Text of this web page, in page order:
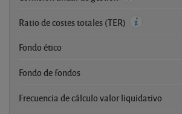
Ratio de costes totales (TER)
Fondo ético
Fondo de fondos
Frecuencia de cálculo valor liquidativo